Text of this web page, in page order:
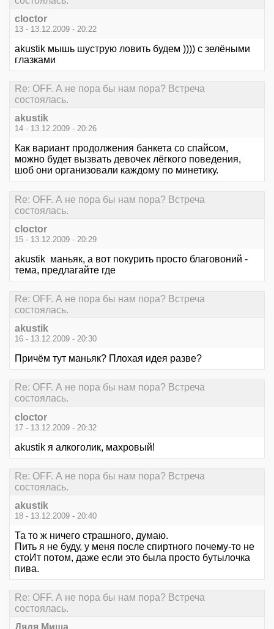
cloctor
13 - 13.12.2009 - 20:22
akustik мышь шуструю ловить будем )))) с зелёными
глазками
Re: OFF. А не пора бы нам пора? Встреча
состоялась.
akustik
14 - 13.12.2009 - 20:26
Как вариант продолжения банкета со спайсом,
можно будет вызвать девочек лёгкого поведения,
шоб они организовали каждому по минетику.
Re: OFF. А не пора бы нам пора? Встреча
состоялась.
cloctor
15 - 13.12.2009 - 20:29
akustik маньяк, а вот покурить просто благовоний -
тема, предлагайте где
Re: OFF. А не пора бы нам пора? Встреча
состоялась.
akustik
16 - 13.12.2009 - 20:30
Причём тут маньяк? Плохая идея разве?
Re: OFF. А не пора бы нам пора? Встреча
состоялась.
cloctor
17 - 13.12.2009 - 20:32
akustik я алкоголик, махровый!
Re: OFF. А не пора бы нам пора? Встреча
состоялась.
akustik
18 - 13.12.2009 - 20:40
Та то ж ничего страшного, думаю.
Пить я не буду, у меня после спиртного почему-то не
стоИт потом, даже если это была просто бутылочка
пива.
Re: OFF. А не пора бы нам пора? Встреча
состоялась.